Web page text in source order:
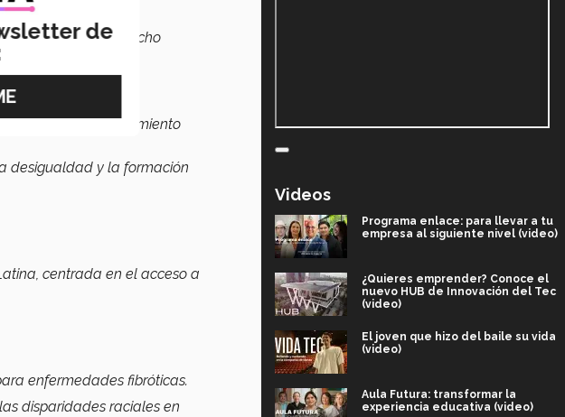
experto en derecho
democráticos y
en el comportamiento
desigualdad y la formación
centrada en el acceso a
enfermedades fibróticas.
disparidades raciales en
Videos
Programa enlace: para llevar a tu
empresa al siguiente nivel (video)
¿Quieres emprender? Conoce el
nuevo HUB de Innovación del Tec
(video)
El joven que hizo del baile su vida
(video)
Aula Futura: transformar la
experiencia educativa (video)
de